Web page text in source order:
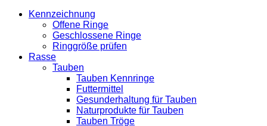
Kennzeichnung
Offene Ringe
Geschlossene Ringe
Ringgröße prüfen
Rasse
Tauben
Tauben Kennringe
Futtermittel
Gesunderhaltung für Tauben
Naturprodukte für Tauben
Tauben Tröge